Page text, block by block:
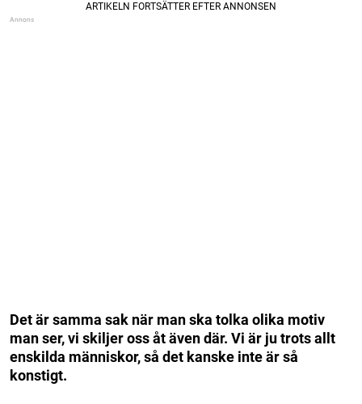
Det är samma sak när man ska tolka olika motiv
man ser, vi skiljer oss åt även där. Vi är ju trots allt
enskilda människor, så det kanske inte är så
konstigt.